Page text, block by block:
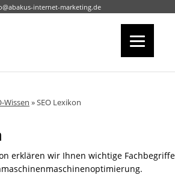
internet-marketing.de
Wissen »SEO Lexikon
erklären wir Ihnen wichtige Fachbegriffe